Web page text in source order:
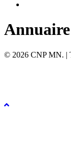
Annuaire
© 2026 CNP MN. |